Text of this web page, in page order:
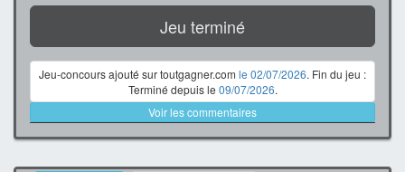
Jeu terminé
Jeu-concours ajouté sur toutgagner.com le 02/07/2026. Fin du jeu :
Terminé depuis le 09/07/2026.
Voir les commentaires